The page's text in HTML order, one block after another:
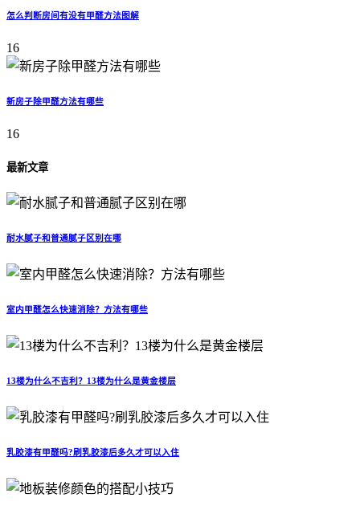
怎么判断房间有没有甲醛方法图解
16
新房子除甲醛方法有哪些
16
最新文章
耐水腻子和普通腻子区别在哪
室内甲醛怎么快速消除？方法有哪些
13楼为什么不吉利？13楼为什么是黄金楼层
乳胶漆有甲醛吗?刷乳胶漆后多久才可以入住